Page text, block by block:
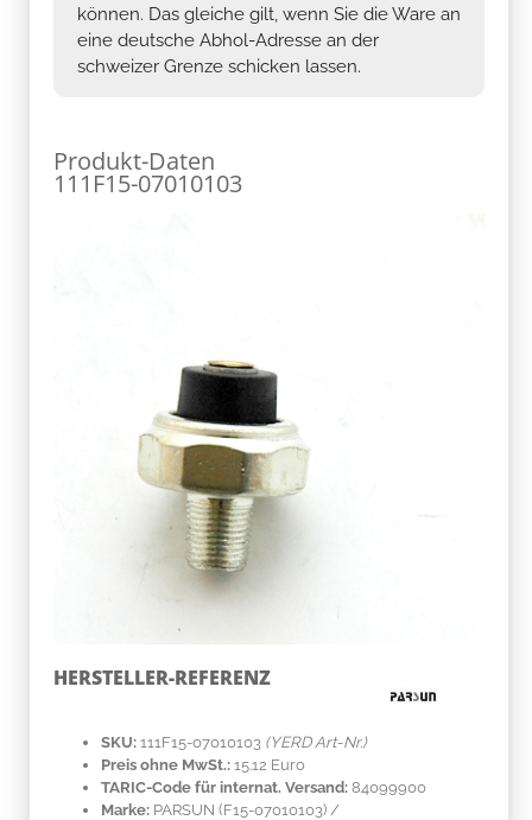
können. Das gleiche gilt, wenn Sie die Ware an
eine deutsche Abhol-Adresse an der
schweizer Grenze schicken lassen.
Produkt-Daten
111F15-07010103
HERSTELLER-REFERENZ
SKU: 111F15-07010103 (YERD Art-Nr.)
Preis ohne MwSt.: 15.12 Euro
TARIC-Code für internat. Versand: 84099900
Marke: PARSUN (F15-07010103) /